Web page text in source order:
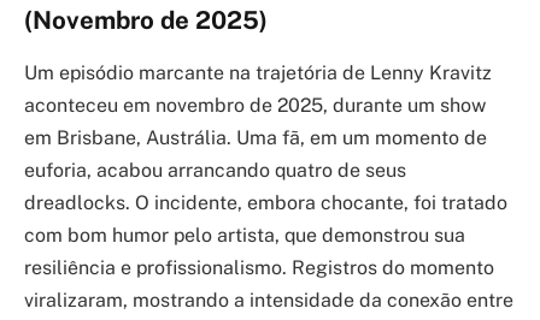
(Novembro de 2025)
Um episódio marcante na trajetória de Lenny Kravitz
aconteceu em novembro de 2025, durante um show
em Brisbane, Austrália. Uma fã, em um momento de
euforia, acabou arrancando quatro de seus
dreadlocks. O incidente, embora chocante, foi tratado
com bom humor pelo artista, que demonstrou sua
resiliência e profissionalismo. Registros do momento
viralizaram, mostrando a intensidade da conexão entre